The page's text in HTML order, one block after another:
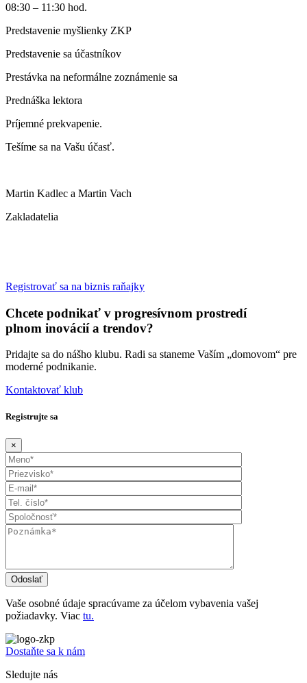
08:30 – 11:30 hod.
Predstavenie myšlienky ZKP
Predstavenie sa účastníkov
Prestávka na neformálne zoznámenie sa
Prednáška lektora
Príjemné prekvapenie.
Tešíme sa na Vašu účasť.
Martin Kadlec a Martin Vach
Zakladatelia
Registrovať sa na biznis raňajky
Chcete podnikať v progresívnom prostredí
plnom inovácií a trendov?
Pridajte sa do nášho klubu. Radi sa staneme Vaším „domovom“ pre
moderné podnikanie.
Kontaktovať klub
Registrujte sa
×
Vaše osobné údaje spracúvame za účelom vybavenia vašej
požiadavky. Viac tu.
Dostaňte sa k nám
Sledujte nás